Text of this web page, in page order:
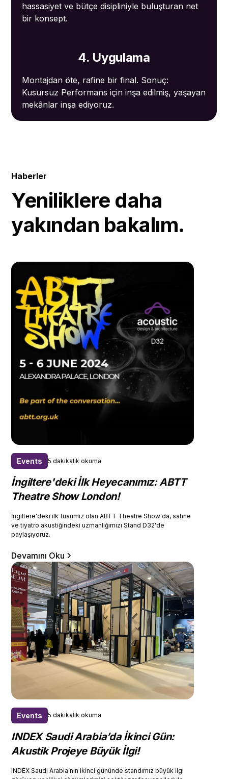
hassasiyet ve bütçe disipliniyle buluşturan net
bir konsept.
4. Uygulama
Montajdan öte, rafine bir final. Sonuç:
Kusursuz Performans için inşa edilmiş, yaşayan
mekânlar inşa ediyoruz.
Haberler
Yeniliklere daha
yakından bakalım.
Events 5 dakikalık okuma
İngiltere'deki İlk Heyecanımız: ABTT
Theatre Show London!
İngiltere'deki ilk fuarımız olan ABTT Theatre Show'da, sahne
ve tiyatro akustiğindeki uzmanlığımızı Stand D32'de
paylaşıyoruz.
Devamını Oku
Events 5 dakikalık okuma
INDEX Saudi Arabia’da İkinci Gün:
Akustik Projeye Büyük İlgi!
INDEX Saudi Arabia’nın ikinci gününde standımız büyük ilgi